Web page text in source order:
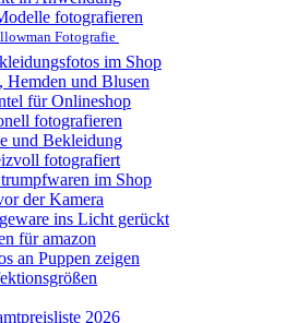
fotografieren
Fotografie
im Shop
Hemden und Blusen
für Onlineshop
fotografieren
und Bekleidung
fotografiert
im Shop
der Kamera
ins Licht gerückt
für amazon
an Puppen zeigen
2026